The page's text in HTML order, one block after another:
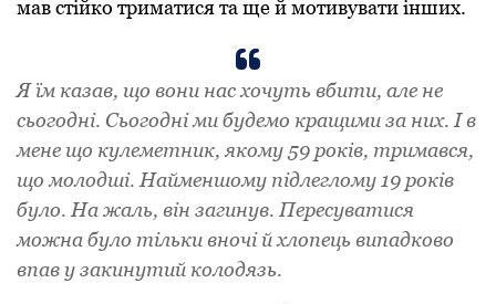
мав стійко триматися та ще й мотивувати інших.
Я їм казав, що вони нас хочуть вбити, але не
сьогодні. Сьогодні ми будемо кращими за них. І в
мене що кулеметник, якому 59 років, тримався,
що молодші. Найменшому підлеглому 19 років
було. На жаль, він загинув. Пересуватися
можна було тільки вночі й хлопець випадково
впав у закинутий колодязь.